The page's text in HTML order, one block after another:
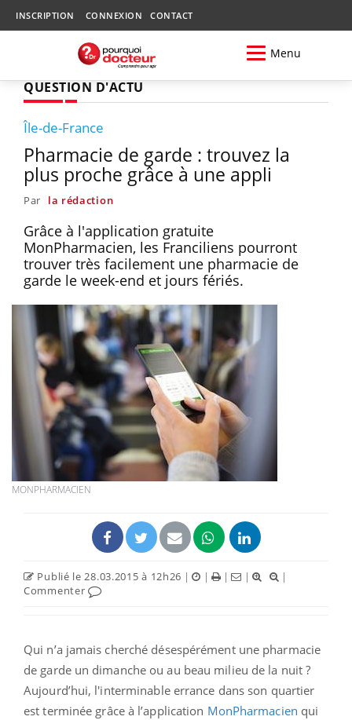
INSCRIPTION CONNEXION CONTACT
Menu
QUESTION D'ACTU
Île-de-France
Pharmacie de garde : trouvez la
plus proche grâce à une appli
Par la rédaction
Grâce à l'application gratuite
MonPharmacien, les Franciliens pourront
trouver très facilement une pharmacie de
garde le week-end et jours fériés.
MONPHARMACIEN
Publié le 28.03.2015 à 12h26 | | | |
|
Commenter
Qui n’a jamais cherché désespérément une pharmacie
de garde un dimanche ou au beau milieu de la nuit ?
Aujourd’hui, l'interminable errance dans son quartier
est terminée grâce à l’application MonPharmacien qui